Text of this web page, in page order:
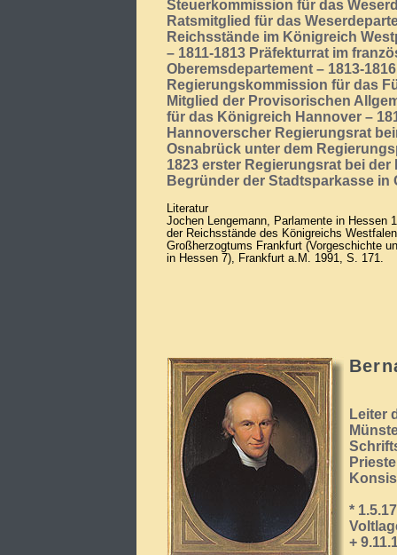
Steuerkommission für das
Ratsmitglied für das
Reichsstände im Königreich
– 1811-1813 Präfekturrat im
Oberemsdepartement – 1813-
Regierungskommission für das
Mitglied der Provisorischen
für das Königreich Hannover –
Hannoverscher Regierungsrat
Osnabrück unter dem
1823 erster Regierungsrat bei
Begründer der Stadtsparkasse in
Literatur
Jochen Lengemann, Parlamente in Hessen
der Reichsstände des Königreichs
Großherzogtums Frankfurt (Vorgeschichte
in Hessen 7), Frankfurt a.M. 1991, S. 171.
Leiter
*
+